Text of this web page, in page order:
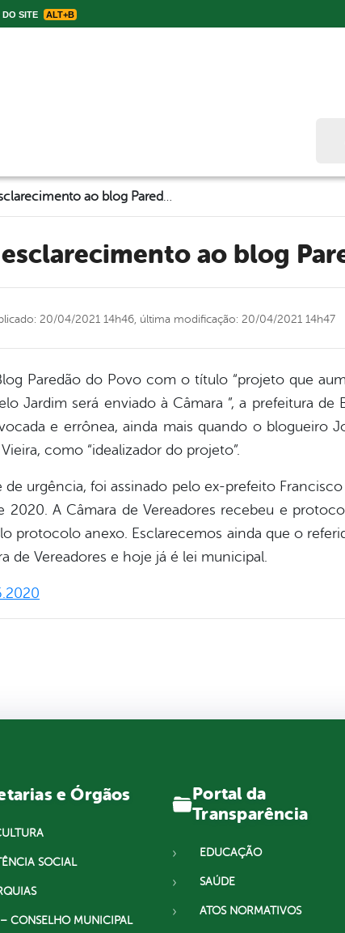
DO SITE ALT+B
esclarecimento ao blog
20/04/2021 14h46, última modificação: 20/04/2021 14h47
Paredão do Povo com o título “projeto que
Jardim será enviado à Câmara ”, a prefeitura de
e errônea, ainda mais quando o blogueiro
como “idealizador do projeto”.
urgência, foi assinado pelo ex-prefeito
A Câmara de Vereadores recebeu e
protocolo anexo. Esclarecemos ainda que o
de Vereadores e hoje já é lei municipal.
e Órgãos
SOCIAL
CONSELHO MUNICIPAL
Portal da
Transparência
EDUCAÇÃO
SAÚDE
ATOS NORMATIVOS